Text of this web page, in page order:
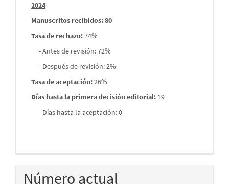
2024
Manuscritos recibidos: 80
Tasa de rechazo:74%
- Antes de revisión: 72%
- Después de revisión: 2%
Tasa de aceptación:26%
Días hasta la primera decisión editorial: 19
- Días hasta la aceptación: 0
Número actual